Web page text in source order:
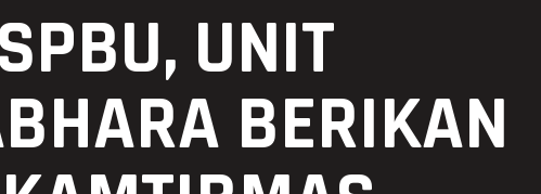
UNIT
BERIKAN